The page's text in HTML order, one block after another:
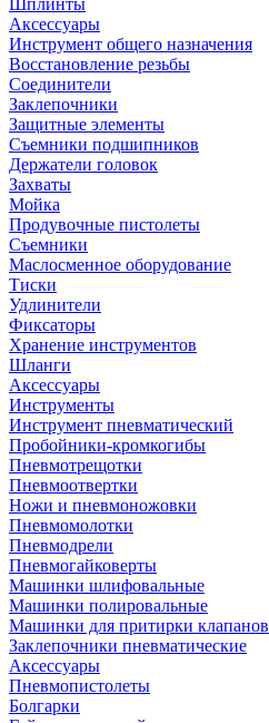
Шплинты
Аксессуары
Инструмент общего назначения
Восстановление резьбы
Соединители
Заклепочники
Защитные элементы
Съемники подшипников
Держатели головок
Захваты
Мойка
Продувочные пистолеты
Съемники
Маслосменное оборудование
Тиски
Удлинители
Фиксаторы
Хранение инструментов
Шланги
Аксессуары
Инструменты
Инструмент пневматический
Пробойники-кромкогибы
Пневмотрещотки
Пневмоотвертки
Ножи и пневмоножовки
Пневмомолотки
Пневмодрели
Пневмогайковерты
Машинки шлифовальные
Машинки полировальные
Машинки для притирки клапанов
Заклепочники пневматические
Аксессуары
Пневмопистолеты
Болгарки